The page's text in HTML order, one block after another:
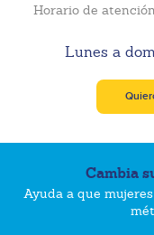
Horario de
Lunes a
Cambia
Ayuda a que